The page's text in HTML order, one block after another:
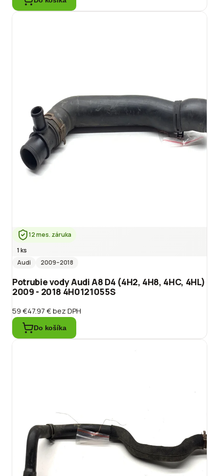
12 mes. záruka
1 ks
Audi
2009–2018
Potrubie vody Audi A8 D4 (4H2, 4H8, 4HC, 4HL)
2009 - 2018 4H0121055S
59 €47.97 €bez DPH
Do košíka